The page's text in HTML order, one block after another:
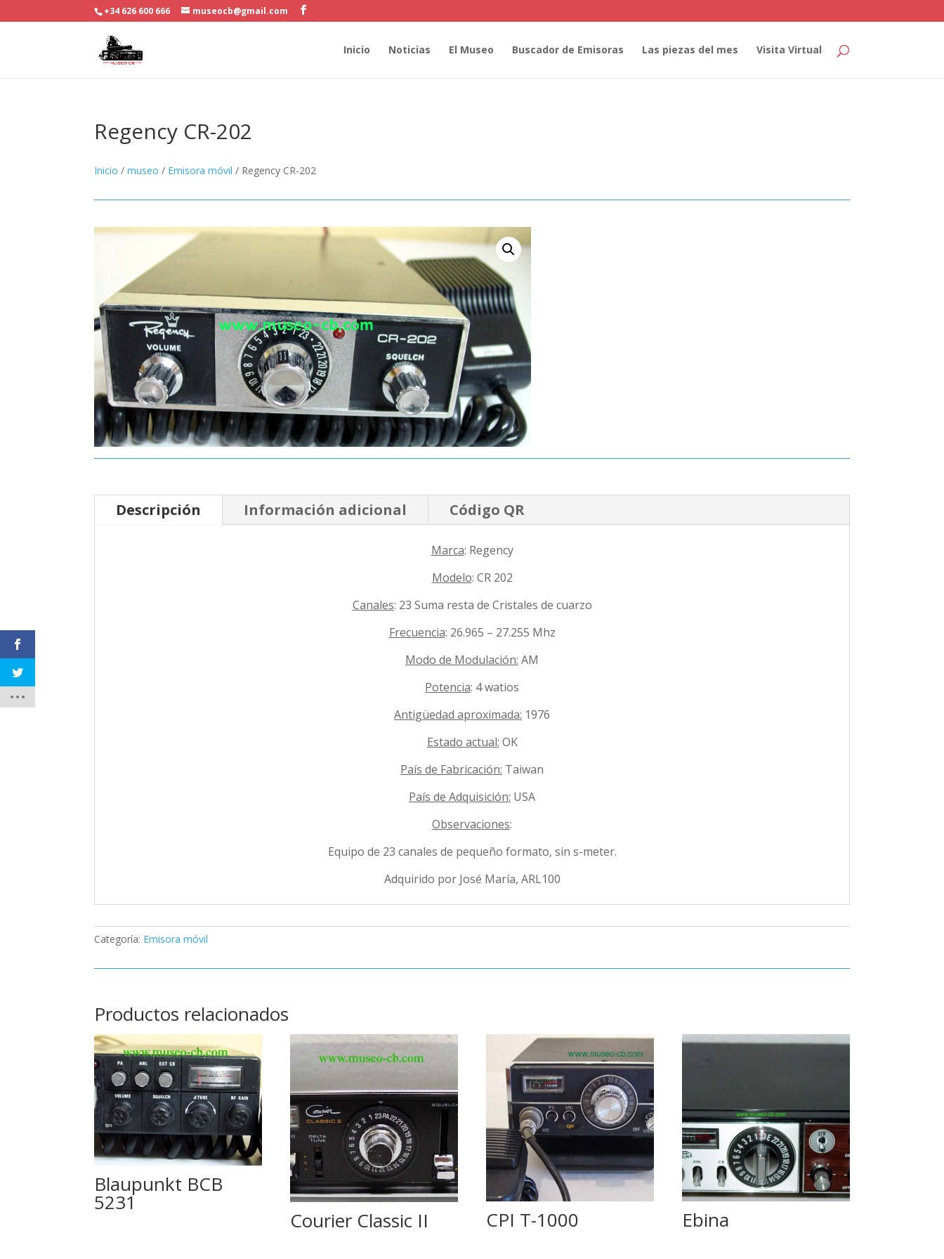
+34 626 600 666 museocb@gmail.com
Inicio Noticias El Museo Buscador de Emisoras Las piezas del mes Visita Virtual
Regency CR-202
Inicio /museo / Emisora móvil / Regency CR-202
Descripción Información adicional Código QR
Marca: Regency
Modelo: CR 202
Canales: 23 Suma resta de Cristales de cuarzo
Frecuencia: 26.965 – 27.255 Mhz
Modo de Modulación: AM
Potencia: 4 watios
Antigüedad aproximada: 1976
Estado actual: OK
País de Fabricación: Taiwan
País de Adquisición: USA
Observaciones:
Equipo de 23 canales de pequeño formato, sin s-meter.
Adquirido por José María, ARL100
Categoría: Emisora móvil
Productos relacionados
Blaupunkt BCB
5231
Courier Classic II CPI T-1000 Ebina